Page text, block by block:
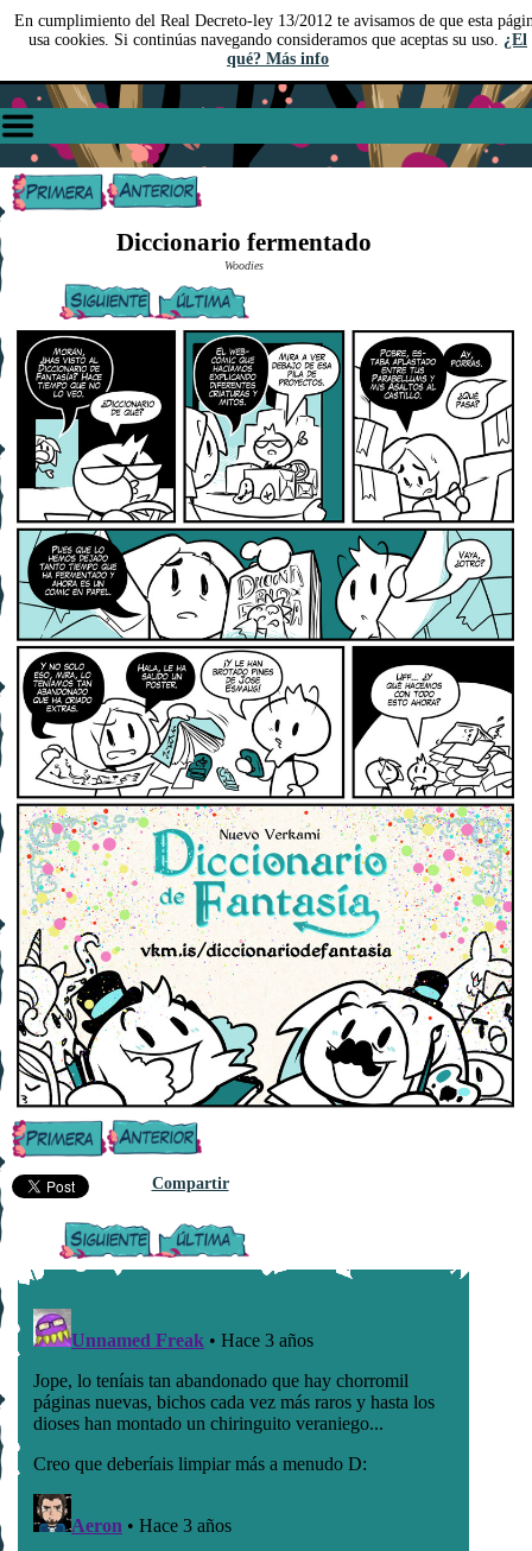
En cumplimiento del Real Decreto-ley 13/2012 te avisamos de que esta
usa cookies. Si continúas navegando consideramos que aceptas su uso. ¿El
qué? Más info
Diccionario fermentado
Woodies
Compartir